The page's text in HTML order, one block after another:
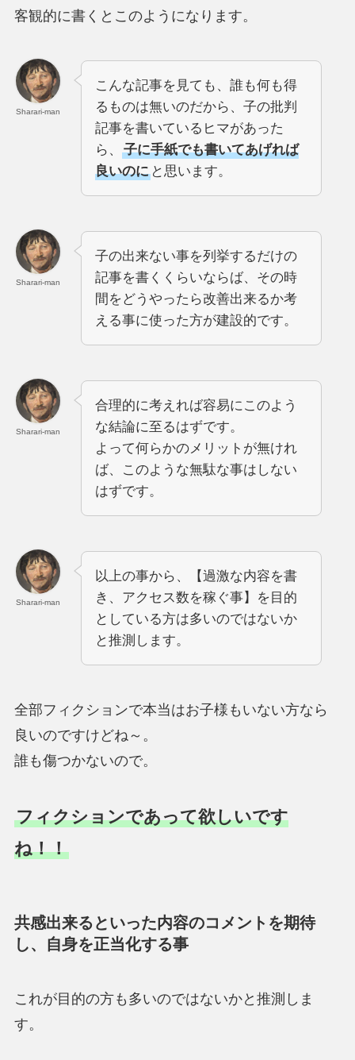
客観的に書くとこのようになります。
Sharari-man
こんな記事を見ても、誰も何も得
るものは無いのだから、子の批判
記事を書いているヒマがあった
ら、
子に手紙でも書いてあげれば
良いのにと思います。
Sharari-man
子の出来ない事を列挙するだけの
記事を書くくらいならば、その時
間をどうやったら改善出来るか考
える事に使った方が建設的です。
Sharari-man
合理的に考えれば容易にこのよう
な結論に至るはずです。
よって何らかのメリットが無けれ
ば、このような無駄な事はしない
はずです。
Sharari-man
以上の事から、【過激な内容を書
き、アクセス数を稼ぐ事】を目的
としている方は多いのではないか
と推測します。
全部フィクションで本当はお子様もいない方なら
良いのですけどね～。
誰も傷つかないので。
フィクションであって欲しいです
ね！！
共感出来るといった内容のコメントを期待
し、自身を正当化する事
これが目的の方も多いのではないかと推測しま
す。